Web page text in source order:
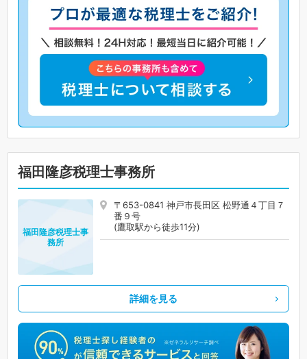
福田隆彦税理士事務所
〒653-0841 神戸市長田区 松野通４丁目７
番９号
(鷹取駅から徒歩11分)
福田隆彦税理士事
務所
詳細を見る